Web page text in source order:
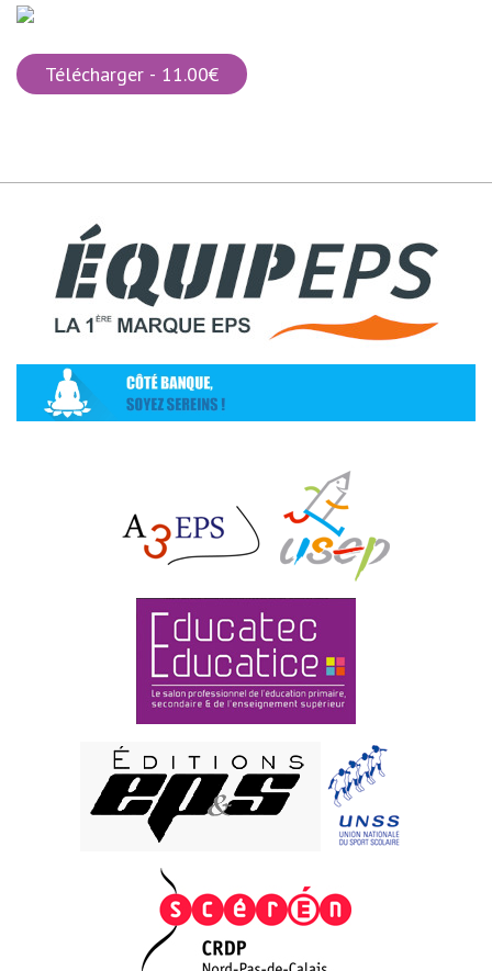
Télécharger - 11.00€